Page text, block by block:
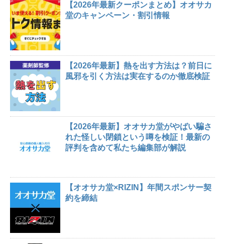
【2026年最新クーポンまとめ】オオサカ
堂のキャンペーン・割引情報
【2026年最新】熱を出す方法は？前日に
風邪を引く方法は実在するのか徹底検証
【2026年最新】オオサカ堂がやばい騙さ
れた怪しい閉鎖という噂を検証！最新の
評判を含めて私たち編集部が解説
【オオサカ堂×RIZIN】年間スポンサー契
約を締結